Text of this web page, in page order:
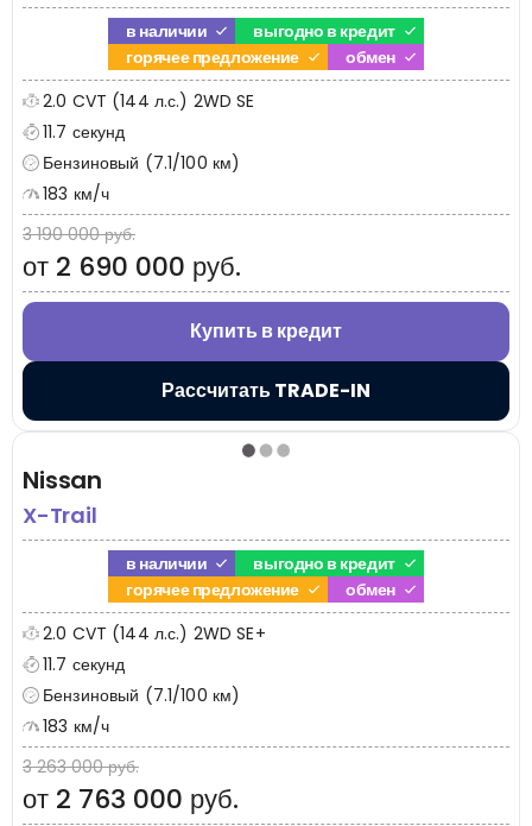
в наличии
выгодно в кредит
горячее предложение
обмен
2.0 CVT (144 л.с.) 2WD SE
11.7 секунд
Бензиновый (7.1/100 км)
183 км/ч
3 190 000 руб.
от 2 690 000 руб.
Купить в кредит
Рассчитать TRADE-IN
Nissan
X-Trail
в наличии
выгодно в кредит
горячее предложение
обмен
2.0 CVT (144 л.с.) 2WD SE+
11.7 секунд
Бензиновый (7.1/100 км)
183 км/ч
3 263 000 руб.
от 2 763 000 руб.